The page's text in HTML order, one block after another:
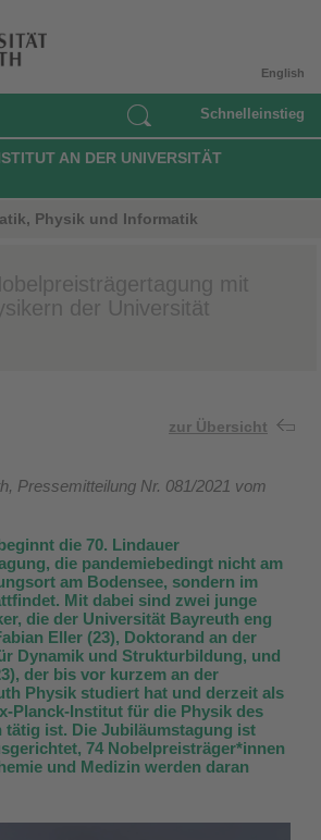
English
Schnelleinstieg
AN DER UNIVERSITÄT
Physik und Informatik
mit
der Universität
zur Übersicht
Pressemitteilung Nr. 081/2021 vom
die 70. Lindauer
die pandemiebedingt nicht am
am Bodensee, sondern im
Mit dabei sind zwei junge
die der Universität Bayreuth eng
Eller (23), Doktorand an der
Dynamik und Strukturbildung, und
der bis vor kurzem an der
Physik studiert hat und derzeit als
Planck-Institut für die Physik des
tätig ist. Die Jubiläumstagung ist
74 Nobelpreisträger*innen
und Medizin werden daran